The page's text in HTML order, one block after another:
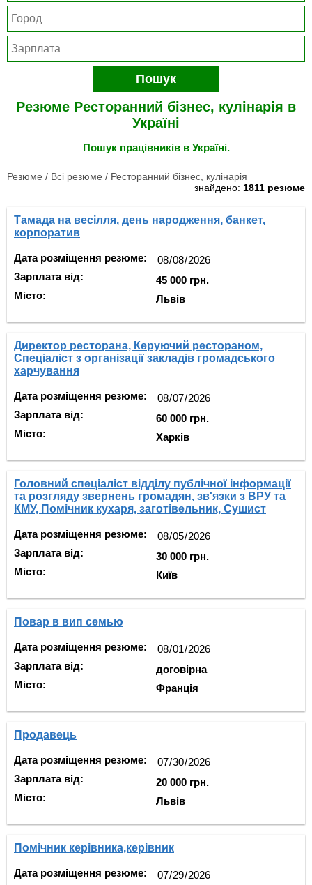
Пошук
Резюме Ресторанний бізнес, кулінарія в
Україні
Пошук працівників в Україні.
Резюме / Всі резюме / Ресторанний бізнес, кулінарія
знайдено: 1811 резюме
Тамада на весілля, день народження, банкет,
корпоратив
Дата розміщення резюме:
Зарплата від:
Місто:
45 000 грн.
Львів
Директор ресторана, Керуючий рестораном,
Спеціаліст з організації закладів громадського
харчування
Дата розміщення резюме:
Зарплата від:
Місто:
60 000 грн.
Харків
Головний спеціаліст відділу публічної інформації
та розгляду звернень громадян, зв'язки з ВРУ та
КМУ, Помічник кухаря, заготівельник, Сушист
Дата розміщення резюме:
Зарплата від:
Місто:
30 000 грн.
Київ
Повар в вип семью
Дата розміщення резюме:
Зарплата від:
Місто:
договірна
Франція
Продавець
Дата розміщення резюме:
Зарплата від:
Місто:
20 000 грн.
Львів
Помічник керівника,керівник
Дата розміщення резюме: